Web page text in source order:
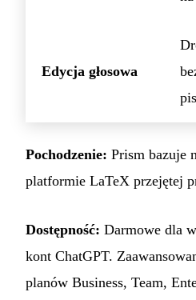
Edycja głosowa
Pochodzenie: Prism bazuje
platformie LaTeX przejętej
Dostępność: Darmowe dla
kont ChatGPT.
planów Business, Team,